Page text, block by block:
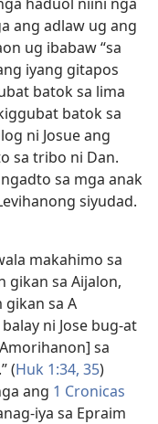
ang adlaw ug ang
ug ibabaw “sa
iyang gitapos
batok sa lima
batok sa
ni Josue ang
sa tribo ni Dan.
sa mga anak
siyudad.​
makahimo sa
gikan sa Aijalon,
sa A
ni Jose bug-at
sa
(Huk 1:​34, 35)
ang 1 Cronicas
iya sa Epraim